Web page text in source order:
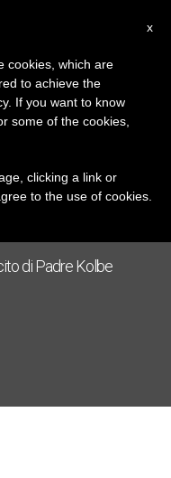
2013
di Padre Kolbe
x
cookies, which are
to achieve the
If you want to know
some of the cookies,
clicking a link or
to the use of cookies.